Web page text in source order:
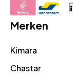
Merken
Kimara
Chastar